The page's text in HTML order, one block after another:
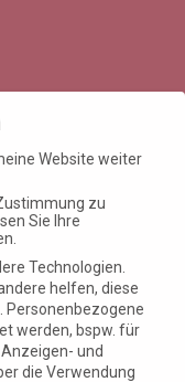
Website weiter
zu
Sie Ihre
Technologien.
helfen, diese
Personenbezogene
werden, bspw. für
und
die Verwendung